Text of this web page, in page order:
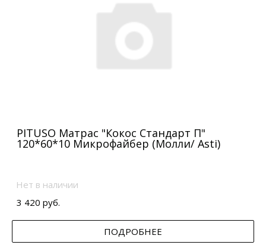
PITUSO Матрас "Кокос Стандарт П"
120*60*10 Микрофайбер (Молли/ Asti)
Нет в наличии
3 420 руб.
ПОДРОБНЕЕ